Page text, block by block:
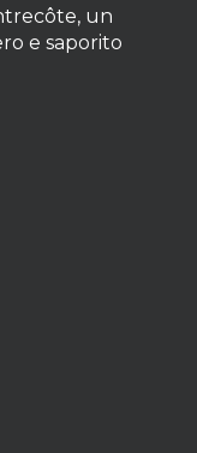
un
e saporito